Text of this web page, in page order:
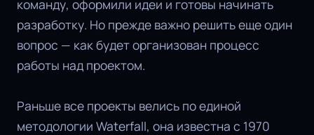
команду, оформили идеи и готовы начинать
разработку. Но прежде важно решить еще один
вопрос — как будет организован процесс
работы над проектом.
Раньше все проекты велись по единой
методологии Waterfall, она известна с 1970